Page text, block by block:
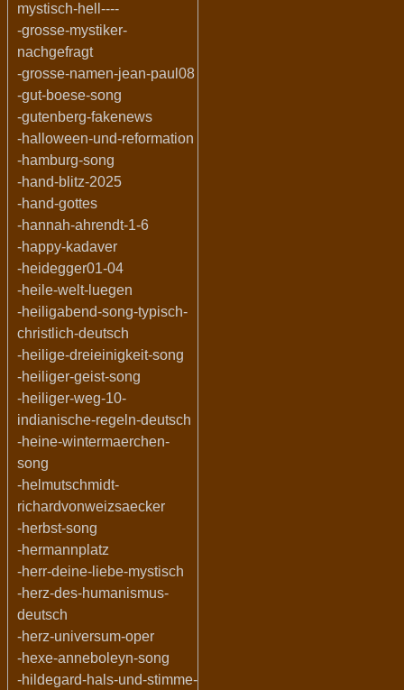
mystisch-hell----
-grosse-mystiker-
nachgefragt
-grosse-namen-jean-paul08
-gut-boese-song
-gutenberg-fakenews
-halloween-und-reformation
-hamburg-song
-hand-blitz-2025
-hand-gottes
-hannah-ahrendt-1-6
-happy-kadaver
-heidegger01-04
-heile-welt-luegen
-heiligabend-song-typisch-
christlich-deutsch
-heilige-dreieinigkeit-song
-heiliger-geist-song
-heiliger-weg-10-
indianische-regeln-deutsch
-heine-wintermaerchen-
song
-helmutschmidt-
richardvonweizsaecker
-herbst-song
-hermannplatz
-herr-deine-liebe-mystisch
-herz-des-humanismus-
deutsch
-herz-universum-oper
-hexe-anneboleyn-song
-hildegard-hals-und-stimme-